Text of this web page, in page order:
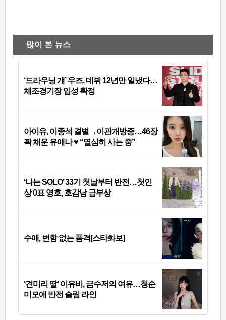
많이 본 뉴스
‘드라우닝 걔’ 우즈, 데뷔 12년만 일냈다…
체조경기장 입성 확정
아이유, 이종석 결별→이관개방증…46장
꽉 채운 유애나 ♥ “열심히 사는 중”
‘나는 SOLO’ 33기 첫날부터 반전…첫인
상 0표 영호, 호감남 급부상
수애, 변함 없는 품격[스타화보]
‘견미리 딸’ 이유비, 금수저의 여유…청순
미모에 반전 슬림 라인